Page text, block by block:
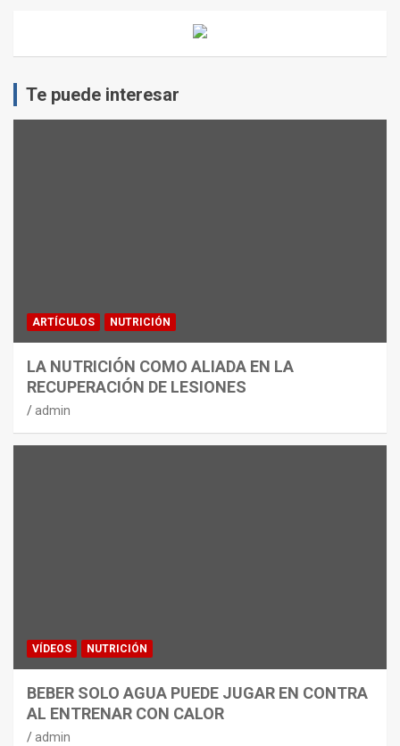
Te puede interesar
ARTÍCULOS NUTRICIÓN
LA NUTRICIÓN COMO ALIADA EN LA
RECUPERACIÓN DE LESIONES
admin
VÍDEOS NUTRICIÓN
BEBER SOLO AGUA PUEDE JUGAR EN CONTRA
AL ENTRENAR CON CALOR
admin